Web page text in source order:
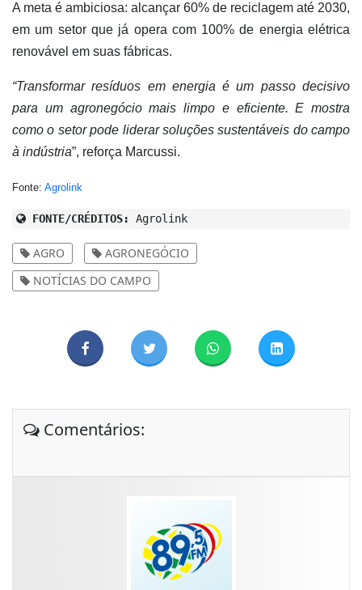
A meta é ambiciosa: alcançar 60% de reciclagem até 2030,
em um setor que já opera com 100% de energia elétrica
renovável em suas fábricas.
“Transformar resíduos em energia é um passo decisivo
para um agronegócio mais limpo e eficiente. E mostra
como o setor pode liderar soluções sustentáveis do campo
à indústria”, reforça Marcussi.
Fonte: Agrolink
FONTE/CRÉDITOS: Agrolink
AGRO
AGRONEGÓCIO
NOTÍCIAS DO CAMPO
Comentários: